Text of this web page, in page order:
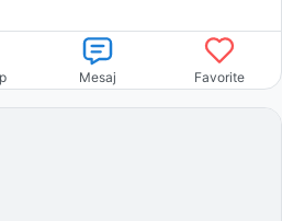
Mesaj Favorite